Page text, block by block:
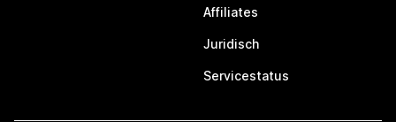
Affiliates
Juridisch
Servicestatus